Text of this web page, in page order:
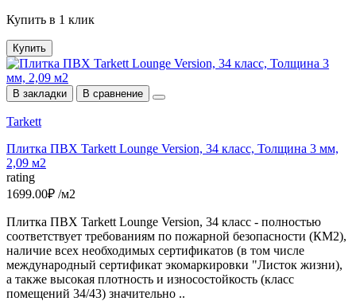
Купить в 1 клик
Купить
В закладки В сравнение
Tarkett
Плитка ПВХ Tarkett Lounge Version, 34 класс, Толщина 3 мм,
2,09 м2
rating
1699.00₽ /м2
Плитка ПВХ Tarkett Lounge Version, 34 класс - полностью
соответствует требованиям по пожарной безопасности (КМ2),
наличие всех необходимых сертификатов (в том числе
международный сертификат экомаркировки "Листок жизни),
а также высокая плотность и износостойкость (класс
помещений 34/43) значительно ..